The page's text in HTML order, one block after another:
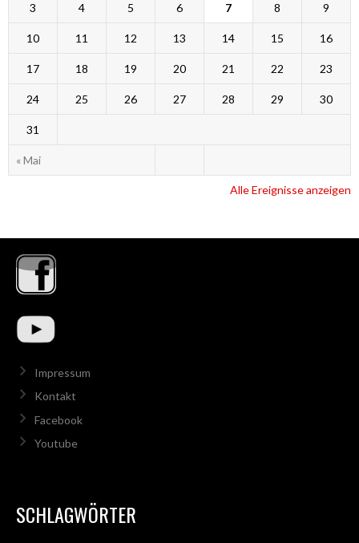
« Mai
3 4 5 6 7 8 9
10 11 12 13 14 15 16
17 18 19 20 21 22 23
24 25 26 27 28 29 30
31
Alle Ereignisse anzeigen
Impressum
Kontakt
Facebook
Youtube
SCHLAGWÖRTER